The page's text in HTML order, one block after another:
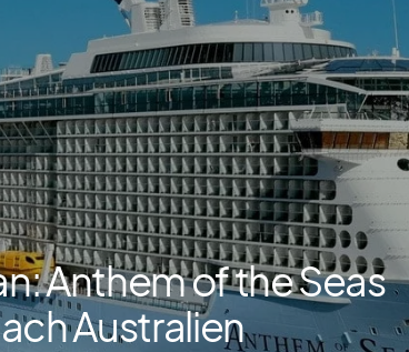
Anthem of the Seas
Australien